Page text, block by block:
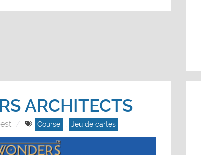
ARCHITECTS
Course Jeu de cartes